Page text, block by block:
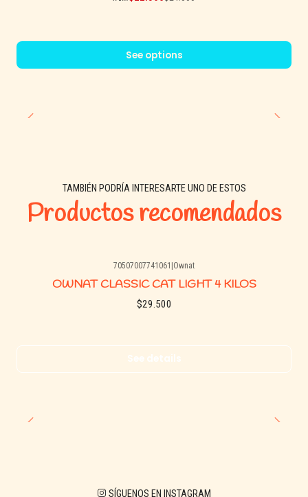
favoreciendo la salud visual y cerebral. Los fructo y manano
algas marinas deshidratadas, la glucosamina y el condroitín
sulfato apoyan la salud articular.See options
TAMBIÉN PODRÍA INTERESARTE UNO DE ESTOS
Productos recomendados
70507007741061 Ownat
OWNAT CLASSIC CAT LIGHT 4 KILOS
$29.500
See details
SÍGUENOS EN INSTAGRAM